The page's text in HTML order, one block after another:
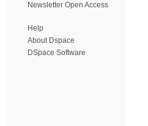
Newsletter Open Access
Help
About Dspace
DSpace Software